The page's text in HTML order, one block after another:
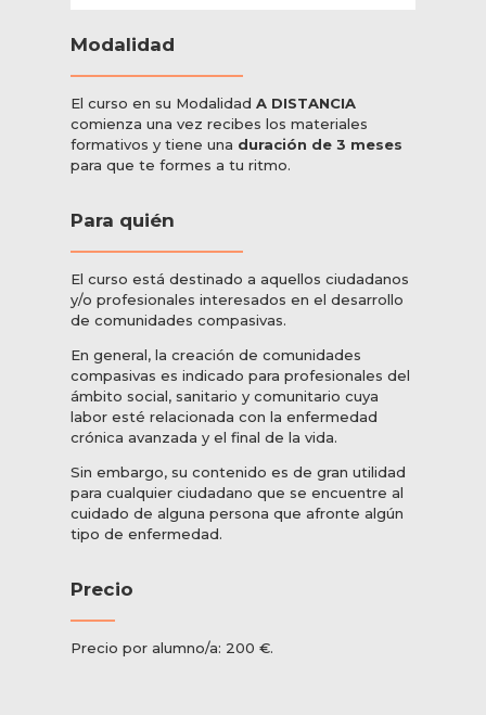
Modalidad
El curso en su Modalidad A DISTANCIA
comienza una vez recibes los materiales
formativos y tiene una duración de 3 meses
para que te formes a tu ritmo.
Para quién
El curso está destinado a aquellos ciudadanos
y/o profesionales interesados en el desarrollo
de comunidades compasivas.
En general, la creación de comunidades
compasivas es indicado para profesionales del
ámbito social, sanitario y comunitario cuya
labor esté relacionada con la enfermedad
crónica avanzada y el final de la vida.
Sin embargo, su contenido es de gran utilidad
para cualquier ciudadano que se encuentre al
cuidado de alguna persona que afronte algún
tipo de enfermedad.
Precio
Precio por alumno/a: 200 €.